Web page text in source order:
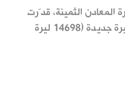
المعادن الثمينة، قدّرت
"دولار الذهب" بنحو 146.98 ليرة جديدة (14698 ليرة